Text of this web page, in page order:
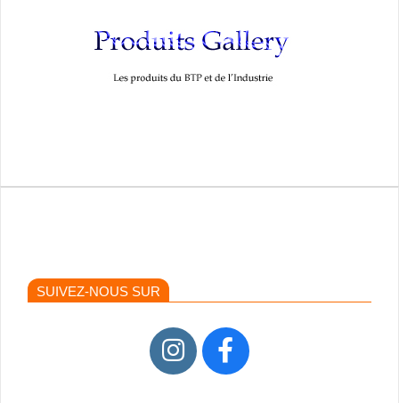
SUIVEZ-NOUS SUR